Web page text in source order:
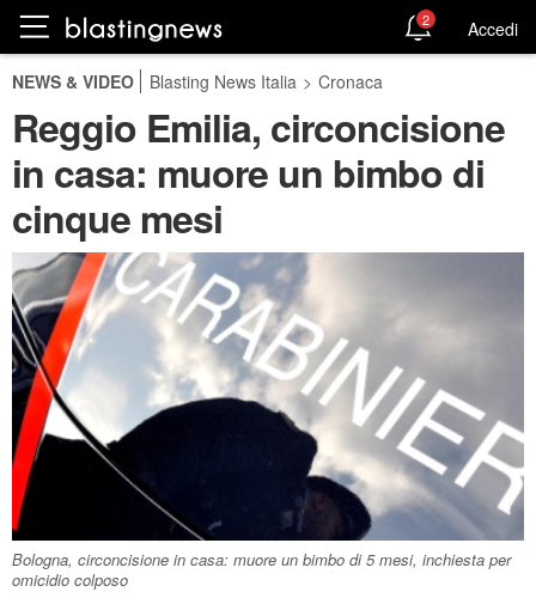
2 Accedi
NEWS & VIDEO Blasting News Italia > Cronaca
Reggio Emilia, circoncisione
in casa: muore un bimbo di
cinque mesi
Bologna, circoncisione in casa: muore un bimbo di 5 mesi, inchiesta per
omicidio colposo